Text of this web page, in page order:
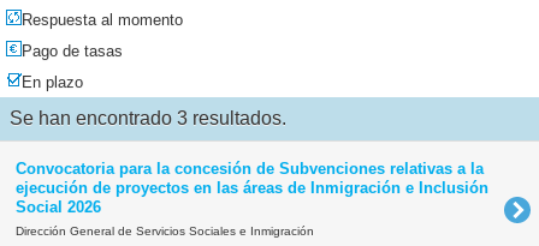
Respuesta al momento
Pago de tasas
En plazo
Se han encontrado 3 resultados.
Convocatoria para la concesión de Subvenciones relativas a la
ejecución de proyectos en las áreas de Inmigración e Inclusión
Social 2026
Dirección General de Servicios Sociales e Inmigración